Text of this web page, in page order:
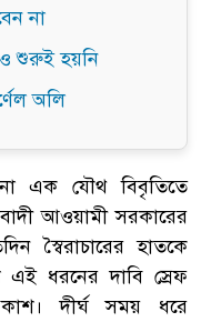
না
শুরুই হয়নি
অলি
এক যৌথ বিবৃতিতে
আওয়ামী সরকারের
স্বৈরাচারের হাতকে
ধরনের দাবি স্রেফ
দীর্ঘ সময় ধরে